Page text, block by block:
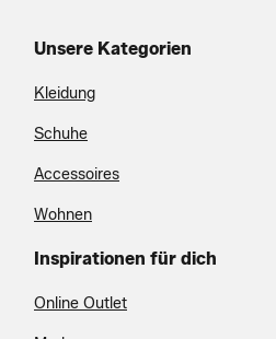
Unsere Kategorien
Kleidung
Schuhe
Accessoires
Wohnen
Inspirationen für dich
Online Outlet